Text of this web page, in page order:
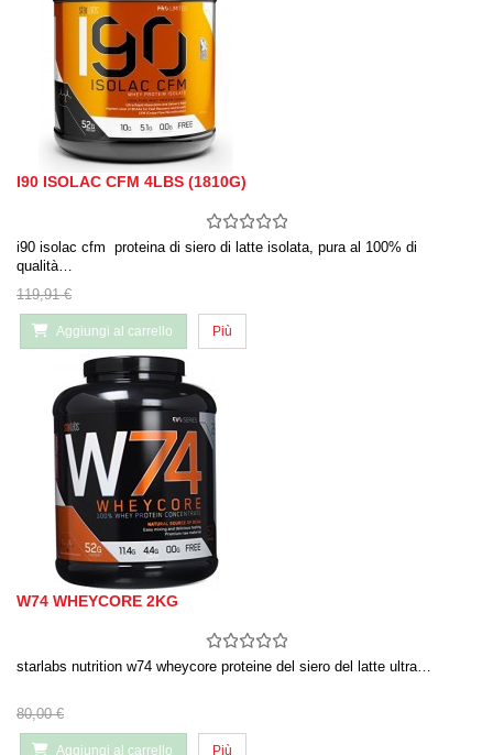
I90 ISOLAC CFM 4LBS (1810G)
i90 isolac cfm proteina di siero di latte isolata, pura al 100% di
qualità…
119,91 €
Aggiungi al carrello Più
W74 WHEYCORE 2KG
starlabs nutrition w74 wheycore proteine del siero del latte ultra…
80,00 €
Aggiungi al carrello Più